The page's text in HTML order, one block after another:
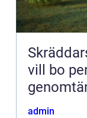
vill bo
admin